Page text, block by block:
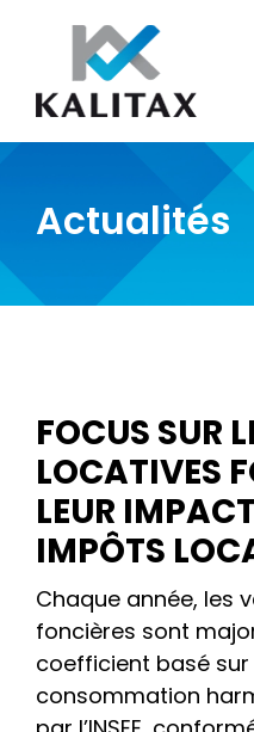
content
Actualités
FOCUS SUR
LOCATIVES
LEUR
IMPÔTS
Chaque année, les
foncières sont
coefficient basé sur
consommation